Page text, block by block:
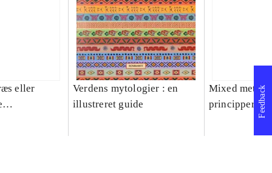
eller
Verdens mytologier : en
illustreret guide
Mixed
principper og
Feedback